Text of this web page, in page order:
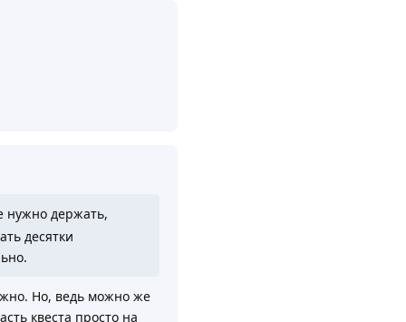
нужно держать,
десятки
Но, ведь можно же
квеста просто на